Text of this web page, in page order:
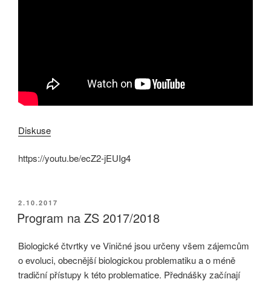
Diskuse
https://youtu.be/ecZ2-jEUIg4
PUBLIKOVÁNO
2.10.2017
Program na ZS 2017/2018
Biologické čtvrtky ve Viničné jsou určeny všem zájemcům
o evoluci, obecnější biologickou problematiku a o méně
tradiční přístupy k této problematice. Přednášky začínají